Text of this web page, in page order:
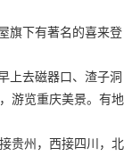
旗下有著名的喜来登
上去磁器口、渣子洞
游览重庆美景。有地
贵州，西接四川，北